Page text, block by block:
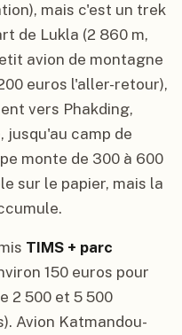
mais c'est un trek
de Lukla (2 860 m,
avion de montagne
euros l'aller-retour),
vers Phakding,
jusqu'au camp de
monte de 300 à 600
sur le papier, mais la
TIMS + parc
150 euros pour
2 500 et 5 500
Avion Katmandou-